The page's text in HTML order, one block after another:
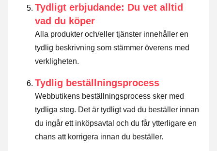
Tydligt erbjudande: Du vet alltid
vad du köper
Alla produkter och/eller tjänster innehåller en
tydlig beskrivning som stämmer överens med
verkligheten.
Tydlig beställningsprocess
Webbutikens beställningsprocess sker med
tydliga steg. Det är tydligt vad du beställer innan
du ingår ett inköpsavtal och du får ytterligare en
chans att korrigera innan du beställer.